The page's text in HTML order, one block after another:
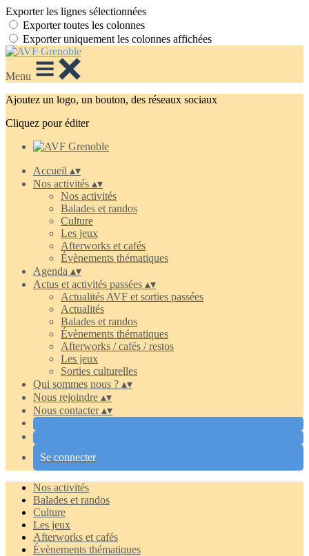
Exporter les lignes sélectionnées
Exporter toutes les colonnes
Exporter uniquement les colonnes affichées
Menu
Ajoutez un logo, un bouton, des réseaux sociaux
Cliquez pour éditer
Accueil ▴▾
Nos activités ▴▾
Nos activités
Balades et randos
Culture
Les jeux
Afterworks et cafés
Évènements thématiques
Agenda ▴▾
Actus et activités passées ▴▾
Actualités AVF et sorties passées
Actualités
Balades et randos
Évènements thématiques
Afterworks / cafés / restos
Les jeux
Sorties culturelles
Qui sommes nous ? ▴▾
Nous rejoindre ▴▾
Nous contacter▴▾
Se connecter
Nos activités
Balades et randos
Culture
Les jeux
Afterworks et cafés
Évènements thématiques